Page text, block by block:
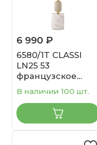
6 990 ₽
6580/1T CLASSI
LN25 53
французское
золото, серый/
белый металл,
керамика/стекло
Лампа
настольная E14
1*40W 220V VIVIEN
В наличии 100 шт.